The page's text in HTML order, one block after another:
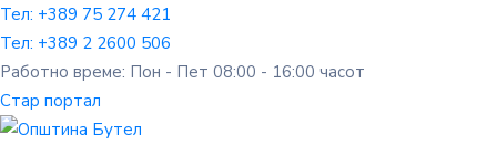
Тел: +389 75 274 421
Тел: +389 2 2600 506
Работно време: Пон - Пет 08:00 - 16:00 часот
Стар портал